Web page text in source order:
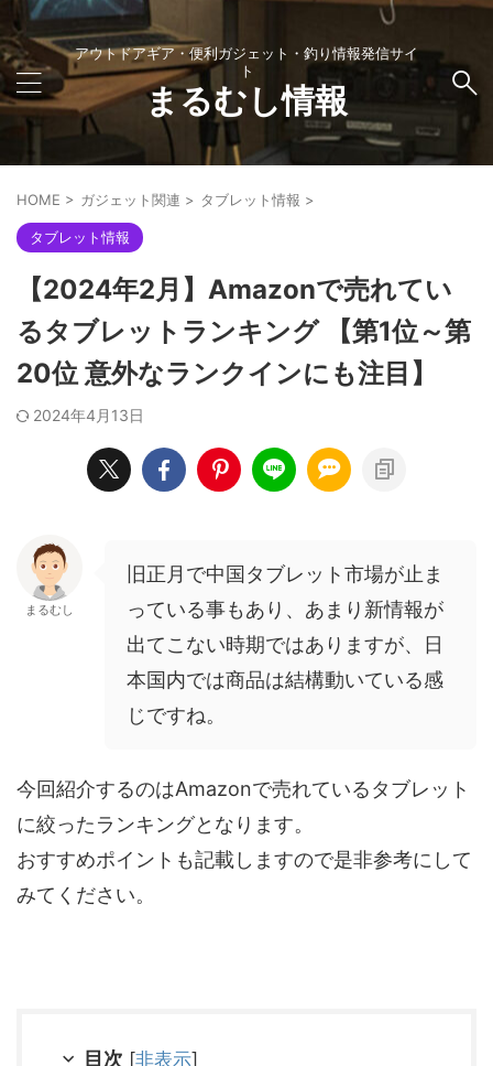
アウトドアギア・便利ガジェット・釣り情報発信サイ
ト
まるむし情報
HOME > ガジェット関連 > タブレット情報 >
タブレット情報
【2024年2月】Amazonで売れてい
るタブレットランキング 【第1位～第
20位 意外なランクインにも注目】
2024年4月13日
まるむし
旧正月で中国タブレット市場が止ま
っている事もあり、あまり新情報が
出てこない時期ではありますが、日
本国内では商品は結構動いている感
じですね。
今回紹介するのはAmazonで売れているタブレット
に絞ったランキングとなります。
おすすめポイントも記載しますので是非参考にして
みてください。
目次 [非表示]